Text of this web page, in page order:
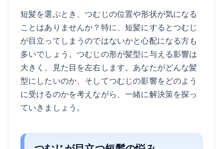
短髪を選ぶとき、つむじの位置や形状が気になる
ことはありませんか？特に、短髪にするとつむじ
が目立ってしまうのではないかと心配になる方も
多いでしょう。つむじの形が髪型に与える影響は
大きく、見た目を左右します。あなたがどんな髪
型にしたいのか、そしてつむじの影響をどのよう
に受けるのかを考えながら、一緒に解決策を探っ
ていきましょう。